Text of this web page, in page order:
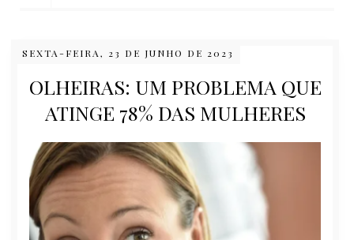
SEXTA-FEIRA, 23 DE JUNHO DE 2023
OLHEIRAS: UM PROBLEMA QUE
ATINGE 78% DAS MULHERES